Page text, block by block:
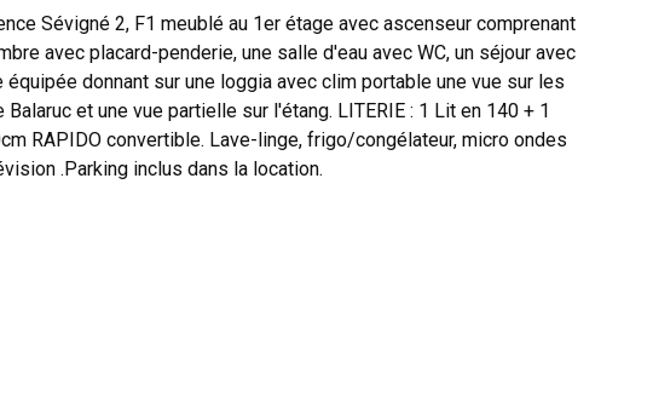
Sévigné 2, F1 meublé au 1er étage avec ascenseur comprenant
avec placard-penderie, une salle d'eau avec WC, un séjour avec
équipée donnant sur une loggia avec clim portable une vue sur les
Balaruc et une vue partielle sur l'étang. LITERIE : 1 Lit en 140 + 1
RAPIDO convertible. Lave-linge, frigo/congélateur, micro ondes
.Parking inclus dans la location.